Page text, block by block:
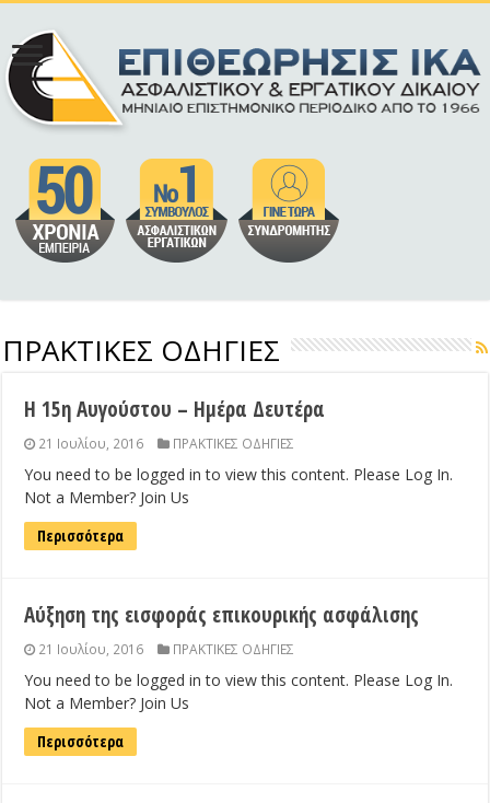
ΠΡΑΚΤΙΚΕΣ ΟΔΗΓΙΕΣ
Η 15η Αυγούστου – Ημέρα Δευτέρα
21 Ιουλίου, 2016 ΠΡΑΚΤΙΚΕΣ ΟΔΗΓΙΕΣ
You need to be logged in to view this content. Please Log In.
Not a Member? Join Us
Περισσότερα
Αύξηση της εισφοράς επικουρικής ασφάλισης
21 Ιουλίου, 2016 ΠΡΑΚΤΙΚΕΣ ΟΔΗΓΙΕΣ
You need to be logged in to view this content. Please Log In.
Not a Member? Join Us
Περισσότερα